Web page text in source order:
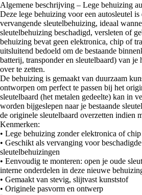
Algemene beschrijving – Lege behuizing
Deze lege behuizing voor een autosleutel
vervangende sleutelbehuizing, ideaal
sleutelbehuizing beschadigd, versleten of
behuizing bevat geen elektronica, chip of
uitsluitend bedoeld om de bestaande
batterij, transponder en sleutelbaard) van je
over te zetten.
De behuizing is gemaakt van duurzaam
ontworpen om perfect te passen bij het
sleutelbaard (het metalen gedeelte) kan in
worden bijgeslepen naar je bestaande
de originele sleutelbaard overzetten indien
Kenmerken:
• Lege behuizing zonder elektronica of chip
• Geschikt als vervanging voor beschadigde
sleutelbehuizingen
• Eenvoudig te monteren: open je oude
interne onderdelen in deze nieuwe
• Gemaakt van stevig, slijtvast kunststof
• Originele pasvorm en ontwerp